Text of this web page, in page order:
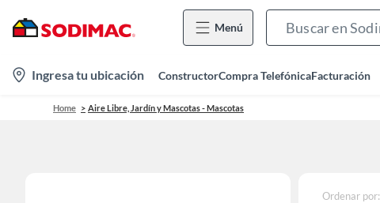
Menú
location-
icon
Ingresa tu ubicación ConstructorCompra TelefónicaFacturación
Home Aire Libre, Jardín y Mascotas - Mascotas
Ordenar por: